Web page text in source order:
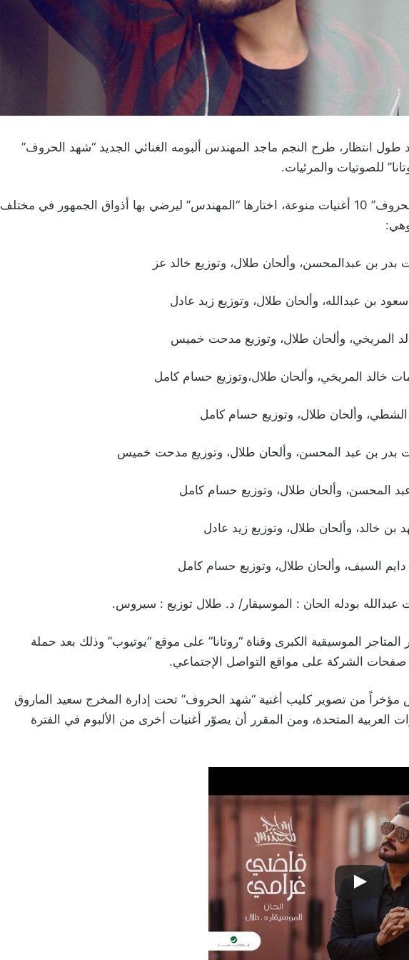
طول انتظار، طرح النجم ماجد المهندس ألبومه الغنائي الجديد “شهد الحروف”
للصوتيات والمرئيات.
يتضمن ألبوم “شهد الحروف” 10 أغنيات منوعة، اختارها “المهندس” ليرضي بها أذواق الجمهور في مختلف
بدر بن عبدالمحسن، وألحان طلال، وتوزيع خالد عز
بن عبدالله، وألحان طلال، وتوزيع زيد عادل
المريخي، وألحان طلال، وتوزيع مدحت خميس
خالد المريخي، وألحان طلال،وتوزيع حسام كامل
وألحان طلال، وتوزيع حسام كامل
بدر بن عبد المحسن، وألحان طلال، وتوزيع مدحت خميس
المحسن، وألحان طلال، وتوزيع حسام كامل
بن خالد، وألحان طلال، وتوزيع زيد عادل
السيف، وألحان طلال، وتوزيع حسام كامل
عبدالله بودله الحان : الموسيقار/ د. طلال توزيع : سيروس.
المتاجر الموسيقية الكبرى وقناة “روتانا” على موقع “يوتيوب” وذلك بعد حملة
الشركة على مواقع التواصل الإجتماعي.
مؤخراً من تصوير كليب أغنية “شهد الحروف” تحت إدارة المخرج سعيد الماروق
العربية المتحدة، ومن المقرر أن يصوّر أغنيات أخرى من الألبوم في الفترة